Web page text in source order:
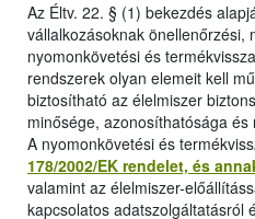
Az Éltv. 22. § (1) bekezdés
vállalkozásoknak önellenőrzési,
nyomonkövetési és
rendszerek olyan elemeit kell
biztosítható az élelmiszer
minősége, azonosíthatósága
A nyomonkövetési és
178/2002/EK rendelet, és
valamint az élelmiszer-
kapcsolatos adatszolgáltatásról